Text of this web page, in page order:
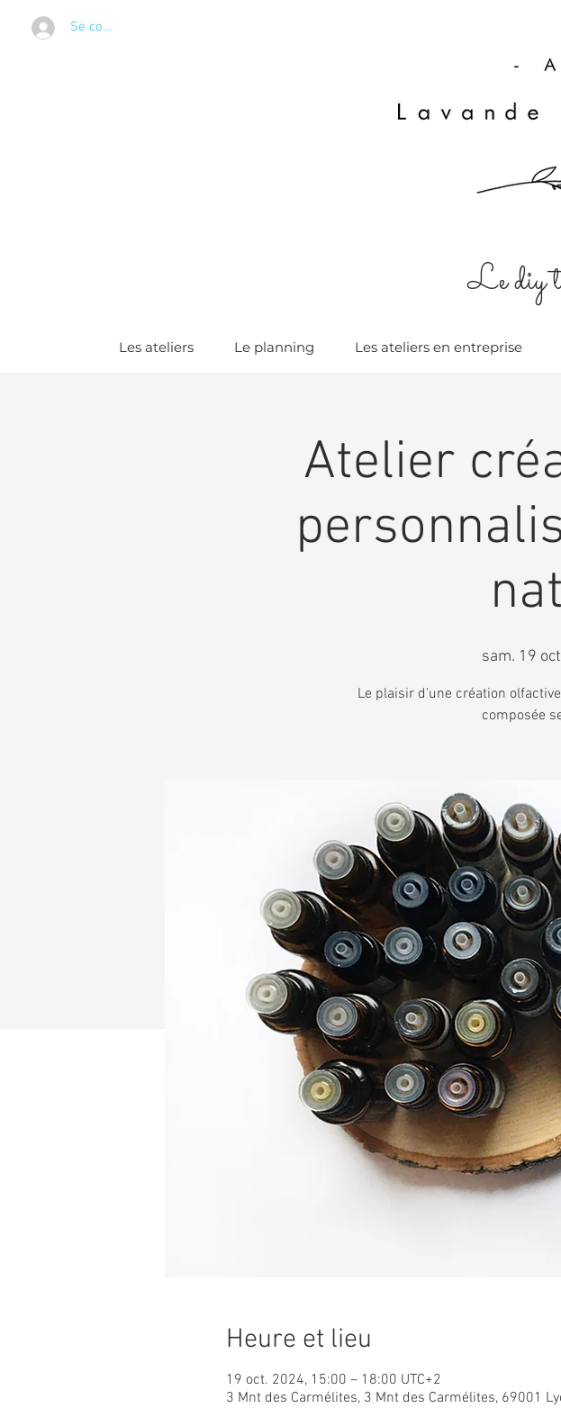
Se connecter
Le diy
Les ateliers Le planning Les ateliers en entreprise
Atelier
sam. 19
Le plaisir d'une création
composée
Heure et lieu
19 oct. 2024, 15:00 – 18:00 UTC+2
3 Mnt des Carmélites, 3 Mnt des Carmélites, 69001